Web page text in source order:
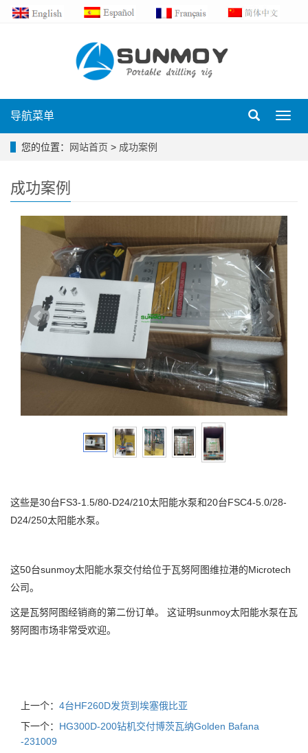
导航菜单
您的位置： 网站首页 > 成功案例
成功案例
这些是30台FS3-1.5/80-D24/210太阳能水泵和20台FSC4-5.0/28-
D24/250太阳能水泵。
这50台sunmoy太阳能水泵交付给位于瓦努阿图维拉港的Microtech
公司。
这是瓦努阿图经销商的第二份订单。 这证明sunmoy太阳能水泵在瓦
努阿图市场非常受欢迎。
上一个： 4台HF260D发货到埃塞俄比亚
下一个： HG300D-200钻机交付博茨瓦纳Golden Bafana
-231009